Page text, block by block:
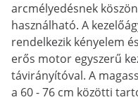
arcmélyedésnek
használható. A
rendelkezik kényelem
erős motor egyszerű
távirányítóval. A
a 60 - 76 cm közötti